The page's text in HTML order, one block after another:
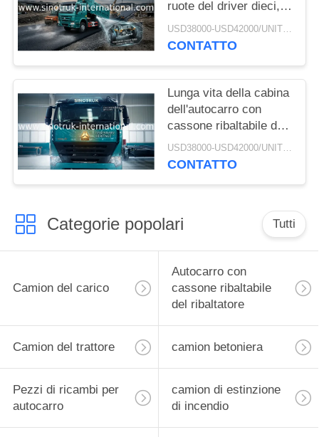
ruote del driver dieci,
autocarro con cassone
ribaltabile resistente
USD38000-USD42000/UNIT)negotiation MOQ:1 UNITÀ
CONTATTO
Lunga vita della cabina
dell'autocarro con
cassone ribaltabile del
ribaltatore di estrazione
mineraria di RHD
USD38000-USD42000/UNIT)negotiation MOQ:1 UNITÀ
CONTATTO
Categorie popolari Tutti
Camion del carico
Autocarro con
cassone ribaltabile
del ribaltatore
Camion del trattore camion betoniera
Pezzi di ricambi per
autocarro
camion di estinzione
di incendio